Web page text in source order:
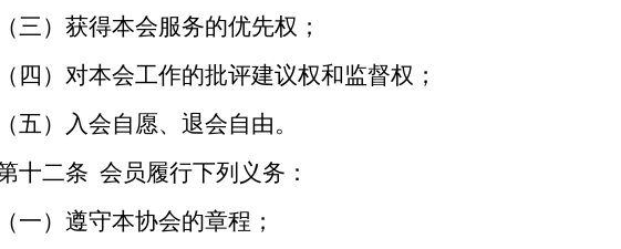
三）获得本会服务的优先权；
四）对本会工作的批评建议权和监督权；
五）入会自愿、退会自由。
十二条 会员履行下列义务：
一）遵守本协会的章程；